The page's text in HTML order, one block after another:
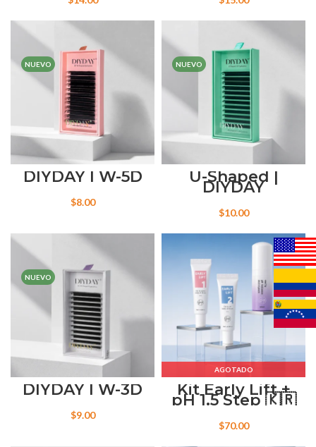
NUEVO
DIYDAY | W-5D
$8.00
NUEVO
U-Shaped |
DIYDAY
$10.00
NUEVO
DIYDAY | W-3D
$9.00
AGOTADO
Kit Early Lift +
pH 1.5 Step 🇰🇷
$70.00